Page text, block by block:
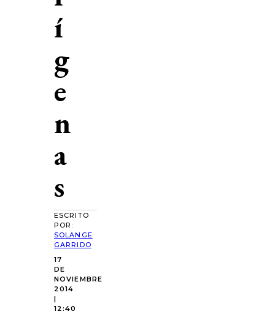
í
g
e
n
a
s
ESCRITO
POR:
SOLANGE
GARRIDO
17
DE
NOVIEMBRE
2014
|
12:40